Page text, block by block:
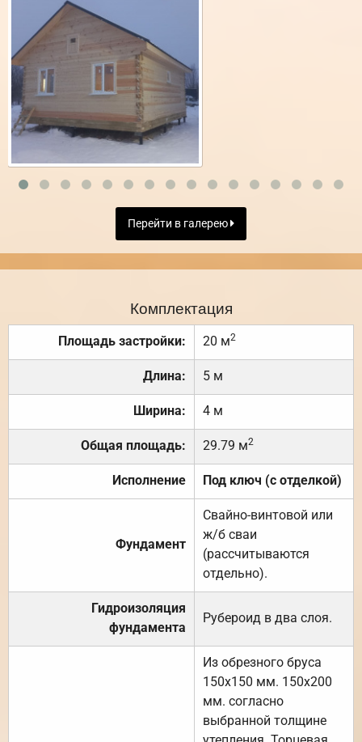
Перейти в галерею
Комплектация
Площадь застройки: 20 м2
Длина: 5 м
Ширина: 4 м
Общая площадь: 29.79 м2
Исполнение Под ключ (с отделкой)
Фундамент
Свайно-винтовой или
ж/б сваи
(рассчитываются
отдельно).
Гидроизоляция
фундамента
Рубероид в два слоя.
Из обрезного бруса
150х150 мм. 150х200
мм. согласно
выбранной толщине